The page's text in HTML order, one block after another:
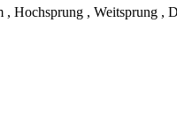
Hochsprung , Weitsprung ,